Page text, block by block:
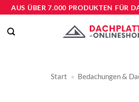
Zum
springen
AUS ÜBER 7.000 PRODUKTEN FÜR
Start » Bedachungen &